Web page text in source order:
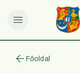
Főoldal